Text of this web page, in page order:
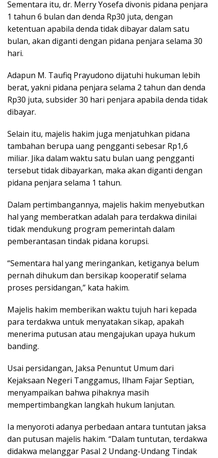
Sementara itu, dr. Merry Yosefa divonis pidana penjara
1 tahun 6 bulan dan denda Rp30 juta, dengan
ketentuan apabila denda tidak dibayar dalam satu
bulan, akan diganti dengan pidana penjara selama 30
hari.
Adapun M. Taufiq Prayudono dijatuhi hukuman lebih
berat, yakni pidana penjara selama 2 tahun dan denda
Rp30 juta, subsider 30 hari penjara apabila denda tidak
dibayar.
Selain itu, majelis hakim juga menjatuhkan pidana
tambahan berupa uang pengganti sebesar Rp1,6
miliar. Jika dalam waktu satu bulan uang pengganti
tersebut tidak dibayarkan, maka akan diganti dengan
pidana penjara selama 1 tahun.
Dalam pertimbangannya, majelis hakim menyebutkan
hal yang memberatkan adalah para terdakwa dinilai
tidak mendukung program pemerintah dalam
pemberantasan tindak pidana korupsi.
“Sementara hal yang meringankan, ketiganya belum
pernah dihukum dan bersikap kooperatif selama
proses persidangan,” kata hakim.
Majelis hakim memberikan waktu tujuh hari kepada
para terdakwa untuk menyatakan sikap, apakah
menerima putusan atau mengajukan upaya hukum
banding.
Usai persidangan, Jaksa Penuntut Umum dari
Kejaksaan Negeri Tanggamus, Ilham Fajar Septian,
menyampaikan bahwa pihaknya masih
mempertimbangkan langkah hukum lanjutan.
Ia menyoroti adanya perbedaan antara tuntutan jaksa
dan putusan majelis hakim. “Dalam tuntutan, terdakwa
didakwa melanggar Pasal 2 Undang-Undang Tindak